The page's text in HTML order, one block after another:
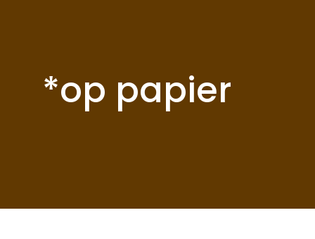
*op papier